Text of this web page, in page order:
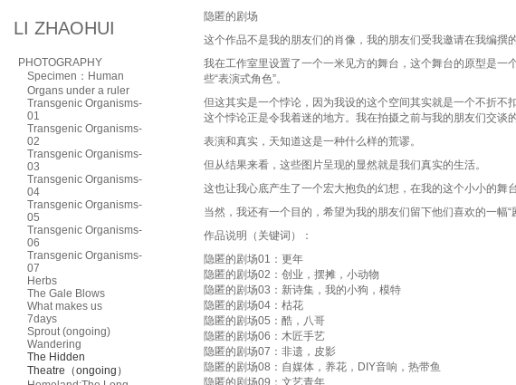
LI ZHAOHUI
PHOTOGRAPHY
Specimen：Human
Organs under a ruler
Transgenic Organisms-
01
Transgenic Organisms-
02
Transgenic Organisms-
03
Transgenic Organisms-
04
Transgenic Organisms-
05
Transgenic Organisms-
06
Transgenic Organisms-
07
Herbs
The Gale Blows
What makes us
7days
Sprout (ongoing)
Wandering
The Hidden
Theatre（ongoing）
隐匿的剧场
这个作品不是我的朋友们的肖像，我的朋友们受我邀请在我编撰
我在工作室里设置了一个一米见方的舞台，这个舞台的原型是
些“表演式角色”。
但这其实是一个悖论，因为我设的这个空间其实就是一个不折不
这个悖论正是令我着迷的地方。我在拍摄之前与我的朋友们交谈
表演和真实，天知道这是一种什么样的荒谬。
但从结果来看，这些图片呈现的显然就是我们真实的生活。
这也让我心底产生了一个宏大抱负的幻想，在我的这个小小的舞
当然，我还有一个目的，希望为我的朋友们留下他们喜欢的一幅“
作品说明（关键词）：
隐匿的剧场01：更年
隐匿的剧场02：创业，摆摊，小动物
隐匿的剧场03：新诗集，我的小狗，模特
隐匿的剧场04：枯花
隐匿的剧场05：酷，八哥
隐匿的剧场06：木匠手艺
隐匿的剧场07：非遗，皮影
隐匿的剧场08：自媒体，养花，DIY音响，热带鱼
隐匿的剧场09：文艺青年